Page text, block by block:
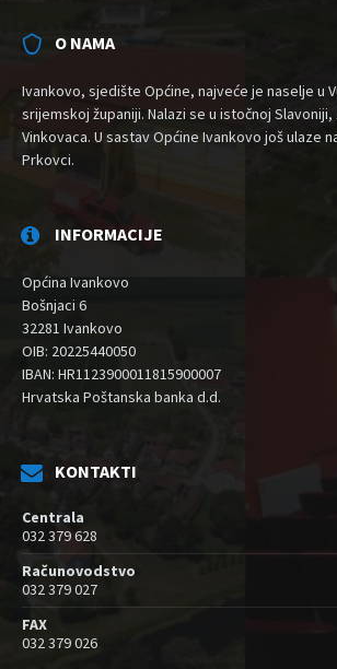
O NAMA
Ivankovo, sjedište Općine, najveće je naselje u
srijemskoj županiji. Nalazi se u istočnoj
Vinkovaca. U sastav Općine Ivankovo još ulaze
Prkovci.
INFORMACIJE
Općina Ivankovo
Bošnjaci 6
32281 Ivankovo
OIB: 20225440050
IBAN: HR1123900011815900007
Hrvatska Poštanska banka d.d.
KONTAKTI
Centrala
032 379 628
Računovodstvo
032 379 027
FAX
032 379 026